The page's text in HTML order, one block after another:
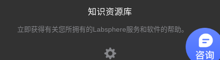
知识资源库
立即获得有关您所拥有的Labsphere服务和软件的帮助。